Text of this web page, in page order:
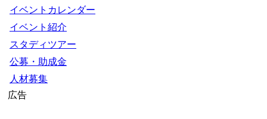
イベントカレンダー
イベント紹介
スタディツアー
公募・助成金
人材募集
広告